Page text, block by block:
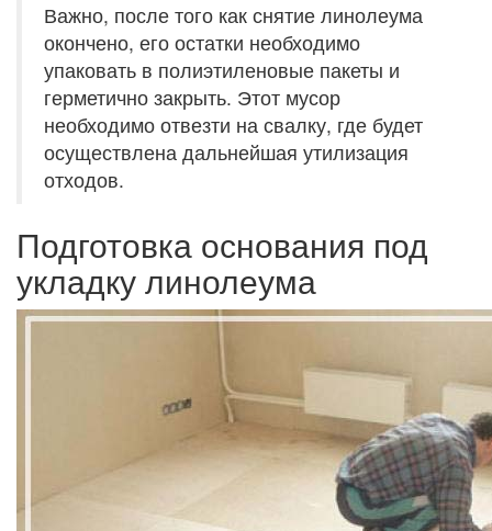
Важно, после того как снятие линолеума
окончено, его остатки необходимо
упаковать в полиэтиленовые пакеты и
герметично закрыть. Этот мусор
необходимо отвезти на свалку, где будет
осуществлена дальнейшая утилизация
отходов.
Подготовка основания под
укладку линолеума